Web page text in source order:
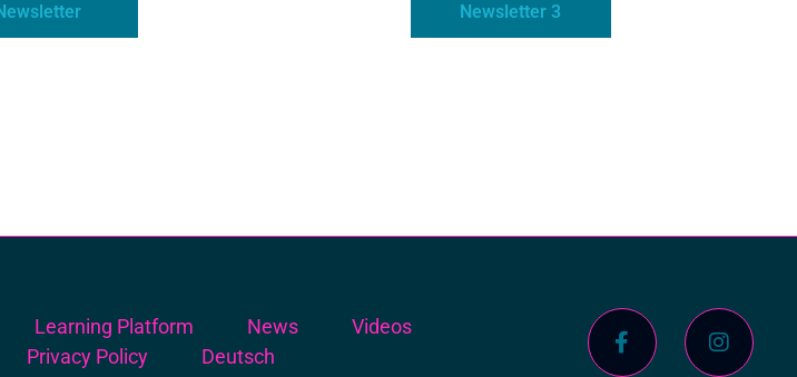
Newsletter 3
Learning Platform News
Videos
Privacy Policy Deutsch